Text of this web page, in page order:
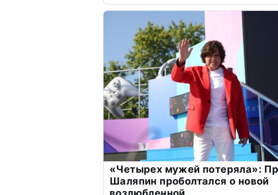
«Четырех мужей потеряла»:
Шаляпин проболтался о новой